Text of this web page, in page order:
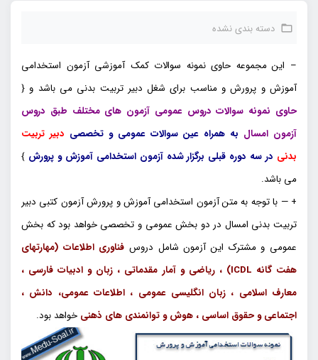
دسته بندی نشده
– این مجموعه حاوی نمونه سوالات کمک آموزشی آزمون استخدامی
آموزش و پرورش و مناسب برای شغل دبیر تربیت بدنی می باشد و {
حاوی نمونه سوالات دروس عمومی آزمون های مختلف طبق دروس
آزمون امسال به همراه عین سوالات عمومی و تخصصی دبیر تربیت
بدنی در سه دوره قبلی برگزار شده آزمون استخدامی آموزش و پرورش }
می باشد.
+ — با توجه به متن آزمون استخدامی آموزش و پرورش آزمون کتبی دبیر
تربیت بدنی امسال در دو بخش عمومی و تخصصی خواهد بود که بخش
عمومی و مشترک این آزمون شامل دروس فناوری اطلاعات (مهارتهای
هفت گانه ICDL) ، ریاضی و آمار مقدماتی ، زبان و ادبیات فارسی ،
معارف اسلامی ، زبان انگلیسی عمومی ، اطلاعات عمومی، دانش ،
اجتماعی و حقوق اساسی ، هوش و توانمندی های ذهنی خواهد بود.